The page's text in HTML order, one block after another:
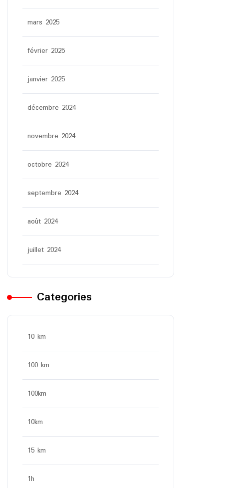
mars 2025
février 2025
janvier 2025
décembre 2024
novembre 2024
octobre 2024
septembre 2024
août 2024
juillet 2024
Categories
10 km
100 km
100km
10km
15 km
1h